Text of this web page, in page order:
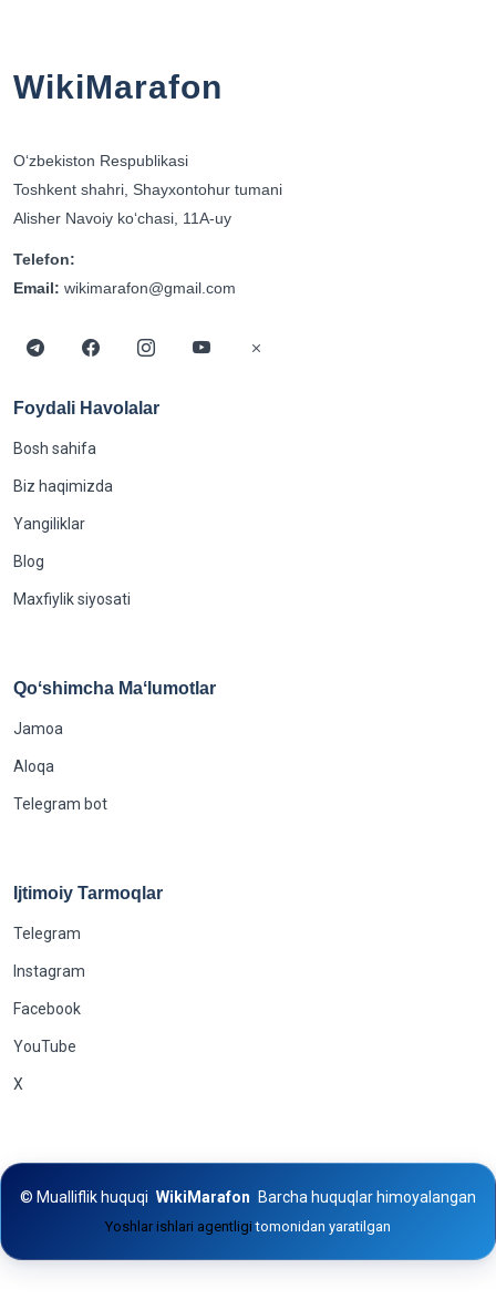
WikiMarafon
Oʻzbekiston Respublikasi
Toshkent shahri, Shayxontohur tumani
Alisher Navoiy koʻchasi, 11A-uy
Telefon:
Email: wikimarafon@gmail.com
Foydali Havolalar
Bosh sahifa
Biz haqimizda
Yangiliklar
Blog
Maxfiylik siyosati
Qoʻshimcha Maʻlumotlar
Jamoa
Aloqa
Telegram bot
Ijtimoiy Tarmoqlar
Telegram
Instagram
Facebook
YouTube
X
© Mualliflik huquqi WikiMarafon Barcha huquqlar himoyalangan
Yoshlar ishlari agentligitomonidan yaratilgan